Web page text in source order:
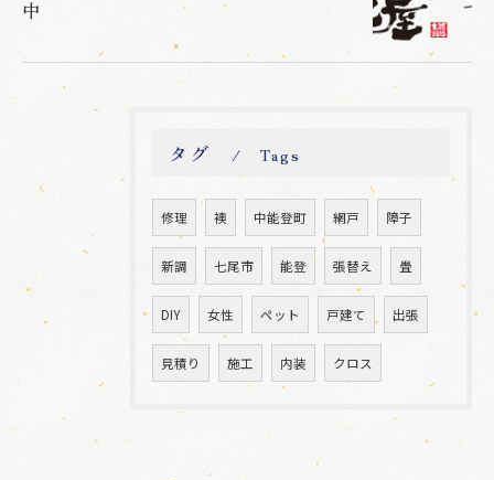
中
タグ Tags
修理 襖 中能登町 網戸 障子
新調 七尾市 能登 張替え 畳
DIY 女性 ペット 戸建て 出張
見積り 施工 内装 クロス